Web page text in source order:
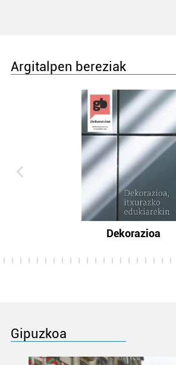
Argitalpen bereziak
Dekorazioa
Gipuzkoa